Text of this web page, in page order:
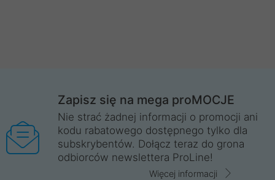
Zapisz się na mega proMOCJE
Nie strać żadnej informacji o promocji ani
kodu rabatowego dostępnego tylko dla
subskrybentów. Dołącz teraz do grona
odbiorców newslettera ProLine!
Więcej informacji